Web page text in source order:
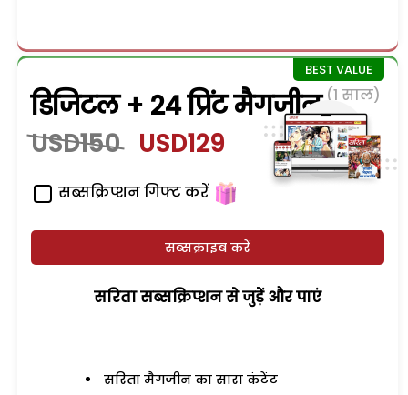
डिजिटल + 24 प्रिंट मैगजीन (1 साल)
USD150 USD129
सब्सक्रिप्शन गिफ्ट करें
सब्सक्राइब करें
सरिता सब्सक्रिप्शन से जुड़ेें और पाएं
सरिता मैगजीन का सारा कंटेंट